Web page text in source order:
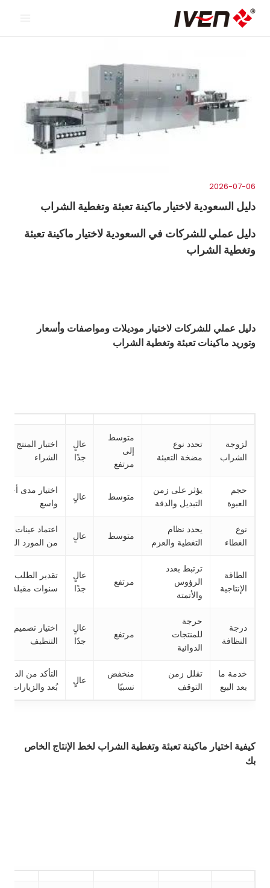
المحتوى
2026-07-06
دليل السعودية لاختيار ماكينة تعبئة وتغطية الشراب
دليل عملي للشركات في السعودية لاختيار ماكينة تعبئة
وتغطية الشراب
دليل عملي للشركات لاختيار موديلات ومواصفات وأسعار
وتوريد ماكينات تعبئة وتغطية الشراب
لزوجة
الشراب
تحدد نوع
مضخة التعبئة
متوسط
إلى
مرتفع
عالٍ
جدًا
اختبار المنتج
الشراء
حجم
العبوة
يؤثر على زمن
التبديل والدقة
متوسط عالٍ
اختيار مدى
واسع
نوع
الغطاء
يحدد نظام
التغطية والعزم
متوسط عالٍ
اعتماد عينات
من المورد
الطاقة
الإنتاجية
ترتبط بعدد
الرؤوس
والأتمتة
مرتفع
عالٍ
جدًا
تقدير الطلب
سنوات مقبلة
درجة
النظافة
حرجة
للمنتجات
الدوائية
مرتفع
عالٍ
جدًا
اختيار تصميم
التنظيف
خدمة ما
بعد البيع
تقلل زمن
التوقف
منخفض
نسبيًا
عالٍ
التأكد من
بُعد والزيارات
كيفية اختيار ماكينة تعبئة وتغطية الشراب لخط الإنتاج الخاص
بك